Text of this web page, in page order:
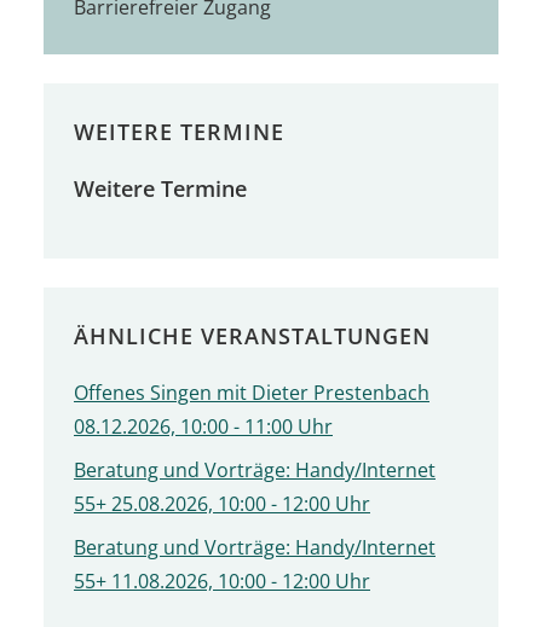
Barrierefreier Zugang
WEITERE TERMINE
Weitere Termine
ÄHNLICHE VERANSTALTUNGEN
Offenes Singen mit Dieter Prestenbach
08.12.2026, 10:00 - 11:00 Uhr
Beratung und Vorträge: Handy/Internet
55+ 25.08.2026, 10:00 - 12:00 Uhr
Beratung und Vorträge: Handy/Internet
55+ 11.08.2026, 10:00 - 12:00 Uhr